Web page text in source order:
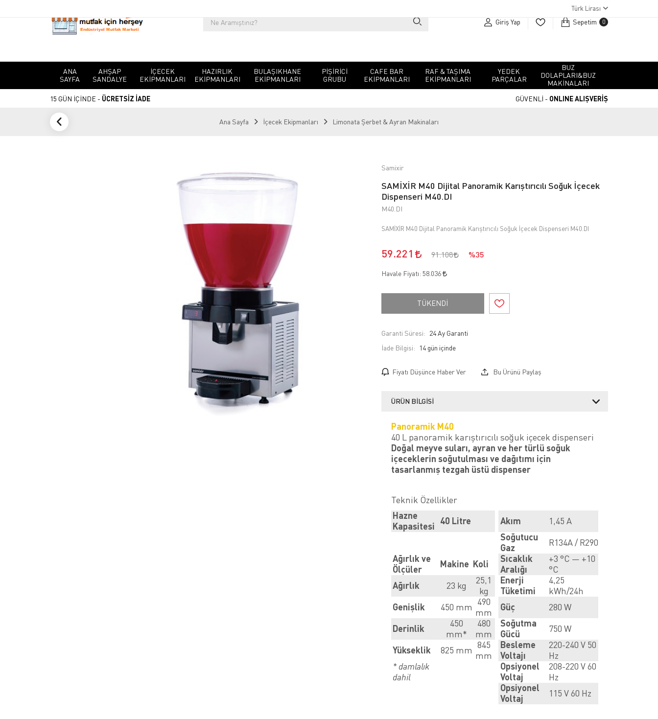
Türk Lirası
Giriş Yap Sepetim 0
ANA
SAYFA
AHŞAP
SANDALYE
İÇECEK
EKIPMANLARI
HAZIRLIK
EKIPMANLARI
BULAŞIKHANE
EKIPMANLARI
PIŞIRICI
GRUBU
CAFE BAR
EKIPMANLARI
RAF & TAŞIMA
EKIPMANLARI
YEDEK
PARÇALAR
BUZ
DOLAPLARI&BUZ
MAKINALARI
15 GÜN İÇİNDE - ÜCRETSİZ İADE GÜVENLİ - ONLINE ALIŞVERİŞ
Ana Sayfa İçecek Ekipmanları Limonata Şerbet & Ayran Makinaları
Samixir
SAMİXİR M40 Dijital Panoramik Karıştırıcılı Soğuk İçecek
Dispenseri M40.DI
M40.DI
SAMİXİR M40 Dijital Panoramik Karıştırıcılı Soğuk İçecek Dispenseri M40.DI
59.221 91.108 %35
Havale Fiyatı: 58.036
TÜKENDİ
Garanti Süresi: 24 Ay Garanti
İade Bilgisi:
Fiyatı Düşünce Haber Ver Bu Ürünü Paylaş
ÜRÜN BILGISI
Panoramik M40
40 L panoramik karıştırıcılı soğuk içecek dispenseri
Doğal meyve suları, ayran ve her türlü soğuk
içeceklerin soğutulması ve dağıtımı için
tasarlanmış tezgah üstü dispenser
Teknik Özellikler
Hazne
Kapasitesi 40 Litre Akım
1,45 A
Soğutucu
Gaz
R134A / R290
Ağırlık ve
Ölçüler
Makine Koli
Sıcaklık
Aralığı
+3 °C — +10
°C
Ağırlık
23 kg
25,1
kg
Enerji
Tüketimi
4,25
kWh/24h
Genişlik
450 mm 490
mm
Güç
280 W
Derinlik
450
mm*
480
mm
Soğutma
Gücü
750 W
Yükseklik
825 mm 845
mm
Besleme
Voltajı
220-240 V 50
Hz
* damlalık
dahil
Opsiyonel
Voltaj
208-220 V 60
Hz
Opsiyonel
Voltaj
115 V 60 Hz